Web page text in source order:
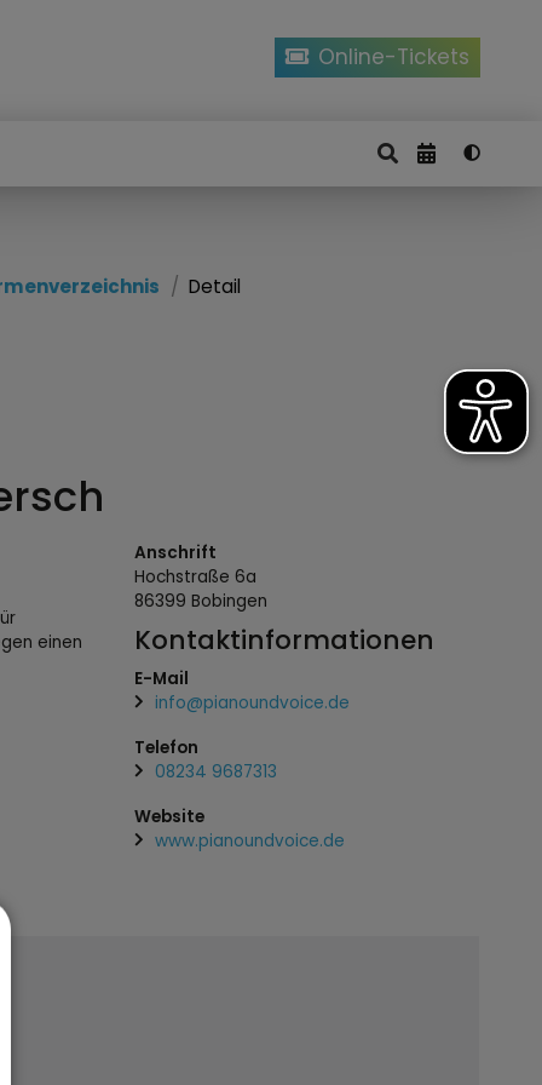
Online-Tickets
Detail
einen
Anschrift
Hochstraße 6a
86399Bobingen
Kontaktinformationen
E-Mail
info@pianoundvoice.de
Telefon
08234 9687313
Website
www.pianoundvoice.de